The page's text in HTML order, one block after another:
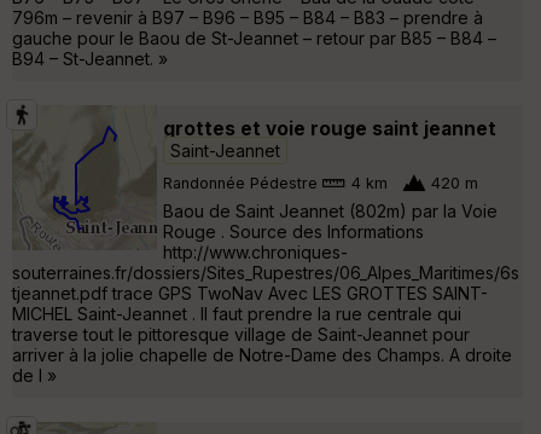
796m – revenir à B97 – B96 – B95 – B84 – B83 – prendre à
gauche pour le Baou de St-Jeannet – retour par B85 – B84 –
B94 – St-Jeannet. »
grottes et voie rouge saint jeannet
Saint-Jeannet
Randonnée Pédestre 4 km 420 m
Baou de Saint Jeannet (802m) par la Voie
Rouge . Source des Informations
http://www.chroniques-
souterraines.fr/dossiers/Sites_Rupestres/06_Alpes_Maritimes/6s
tjeannet.pdf trace GPS TwoNav Avec LES GROTTES SAINT-
MICHEL Saint-Jeannet . Il faut prendre la rue centrale qui
traverse tout le pittoresque village de Saint-Jeannet pour
arriver à la jolie chapelle de Notre-Dame des Champs. A droite
de l »